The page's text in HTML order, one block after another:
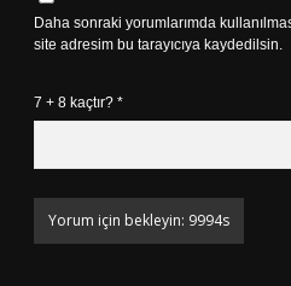
Daha sonraki yorumlarımda
site adresim bu tarayıcıya kaydedilsin.
7 + 8 kaçtır? *